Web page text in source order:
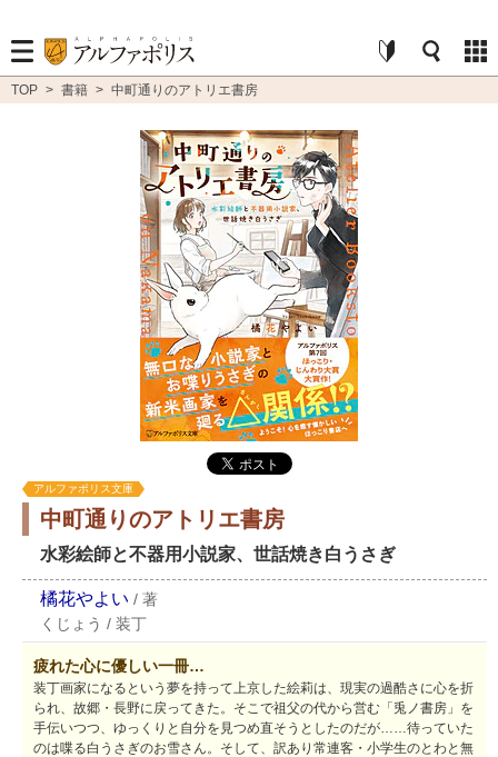
TOP > 書籍 > 中町通りのアトリエ書房
アルファポリス文庫
中町通りのアトリエ書房
水彩絵師と不器用小説家、世話焼き白うさぎ
橘花やよい / 著
くじょう / 装丁
疲れた心に優しい一冊…
装丁画家になるという夢を持って上京した絵莉は、現実の過酷さに心を折
られ、故郷・長野に戻ってきた。そこで祖父の代から営む「兎ノ書房」を
手伝いつつ、ゆっくりと自分を見つめ直そうとしたのだが……待っていた
のは喋る白うさぎのお雪さん。そして、訳あり常連客・小学生のとわと無